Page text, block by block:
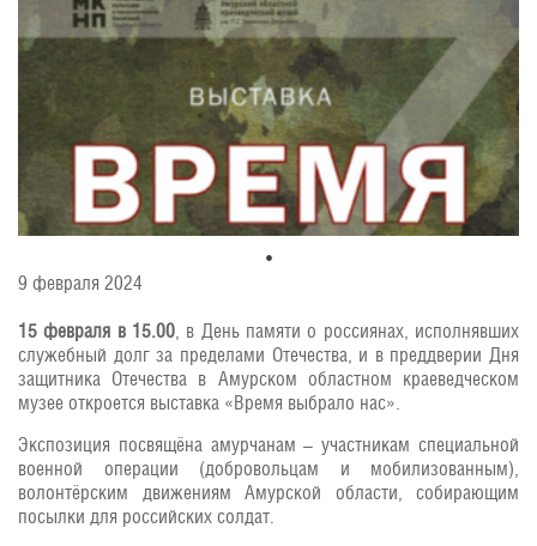
9 февраля 2024
15 февраля в 15.00, в День памяти о россиянах, исполнявших
служебный долг за пределами Отечества, и в преддверии Дня
защитника Отечества в Амурском областном краеведческом
музее откроется выставка «Время выбрало нас».
Экспозиция посвящёна амурчанам – участникам специальной
военной операции (добровольцам и мобилизованным),
волонтёрским движениям Амурской области, собирающим
посылки для российских солдат.